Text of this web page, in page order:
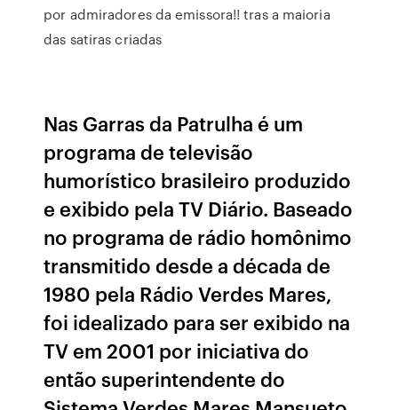
por admiradores da emissora!! tras a maioria
das satiras criadas
Nas Garras da Patrulha é um
programa de televisão
humorístico brasileiro produzido
e exibido pela TV Diário. Baseado
no programa de rádio homônimo
transmitido desde a década de
1980 pela Rádio Verdes Mares,
foi idealizado para ser exibido na
TV em 2001 por iniciativa do
então superintendente do